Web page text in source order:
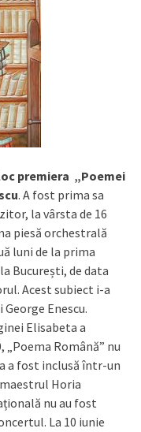
premiera „Poemei
. A fost prima sa
la vârsta de 16
piesă orchestrală
luni de la prima
București, de data
Acest subiect i-a
Enescu.
Elisabeta a
„Poema Română” nu
a fost inclusă într-un
Horia
nu au fost
La 10 iunie